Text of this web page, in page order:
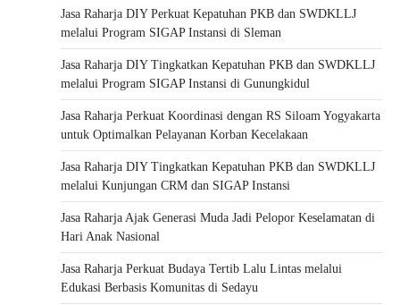
Jasa Raharja DIY Perkuat Kepatuhan PKB dan SWDKLLJ
melalui Program SIGAP Instansi di Sleman
Jasa Raharja DIY Tingkatkan Kepatuhan PKB dan SWDKLLJ
melalui Program SIGAP Instansi di Gunungkidul
Jasa Raharja Perkuat Koordinasi dengan RS Siloam Yogyakarta
untuk Optimalkan Pelayanan Korban Kecelakaan
Jasa Raharja DIY Tingkatkan Kepatuhan PKB dan SWDKLLJ
melalui Kunjungan CRM dan SIGAP Instansi
Jasa Raharja Ajak Generasi Muda Jadi Pelopor Keselamatan di
Hari Anak Nasional
Jasa Raharja Perkuat Budaya Tertib Lalu Lintas melalui
Edukasi Berbasis Komunitas di Sedayu